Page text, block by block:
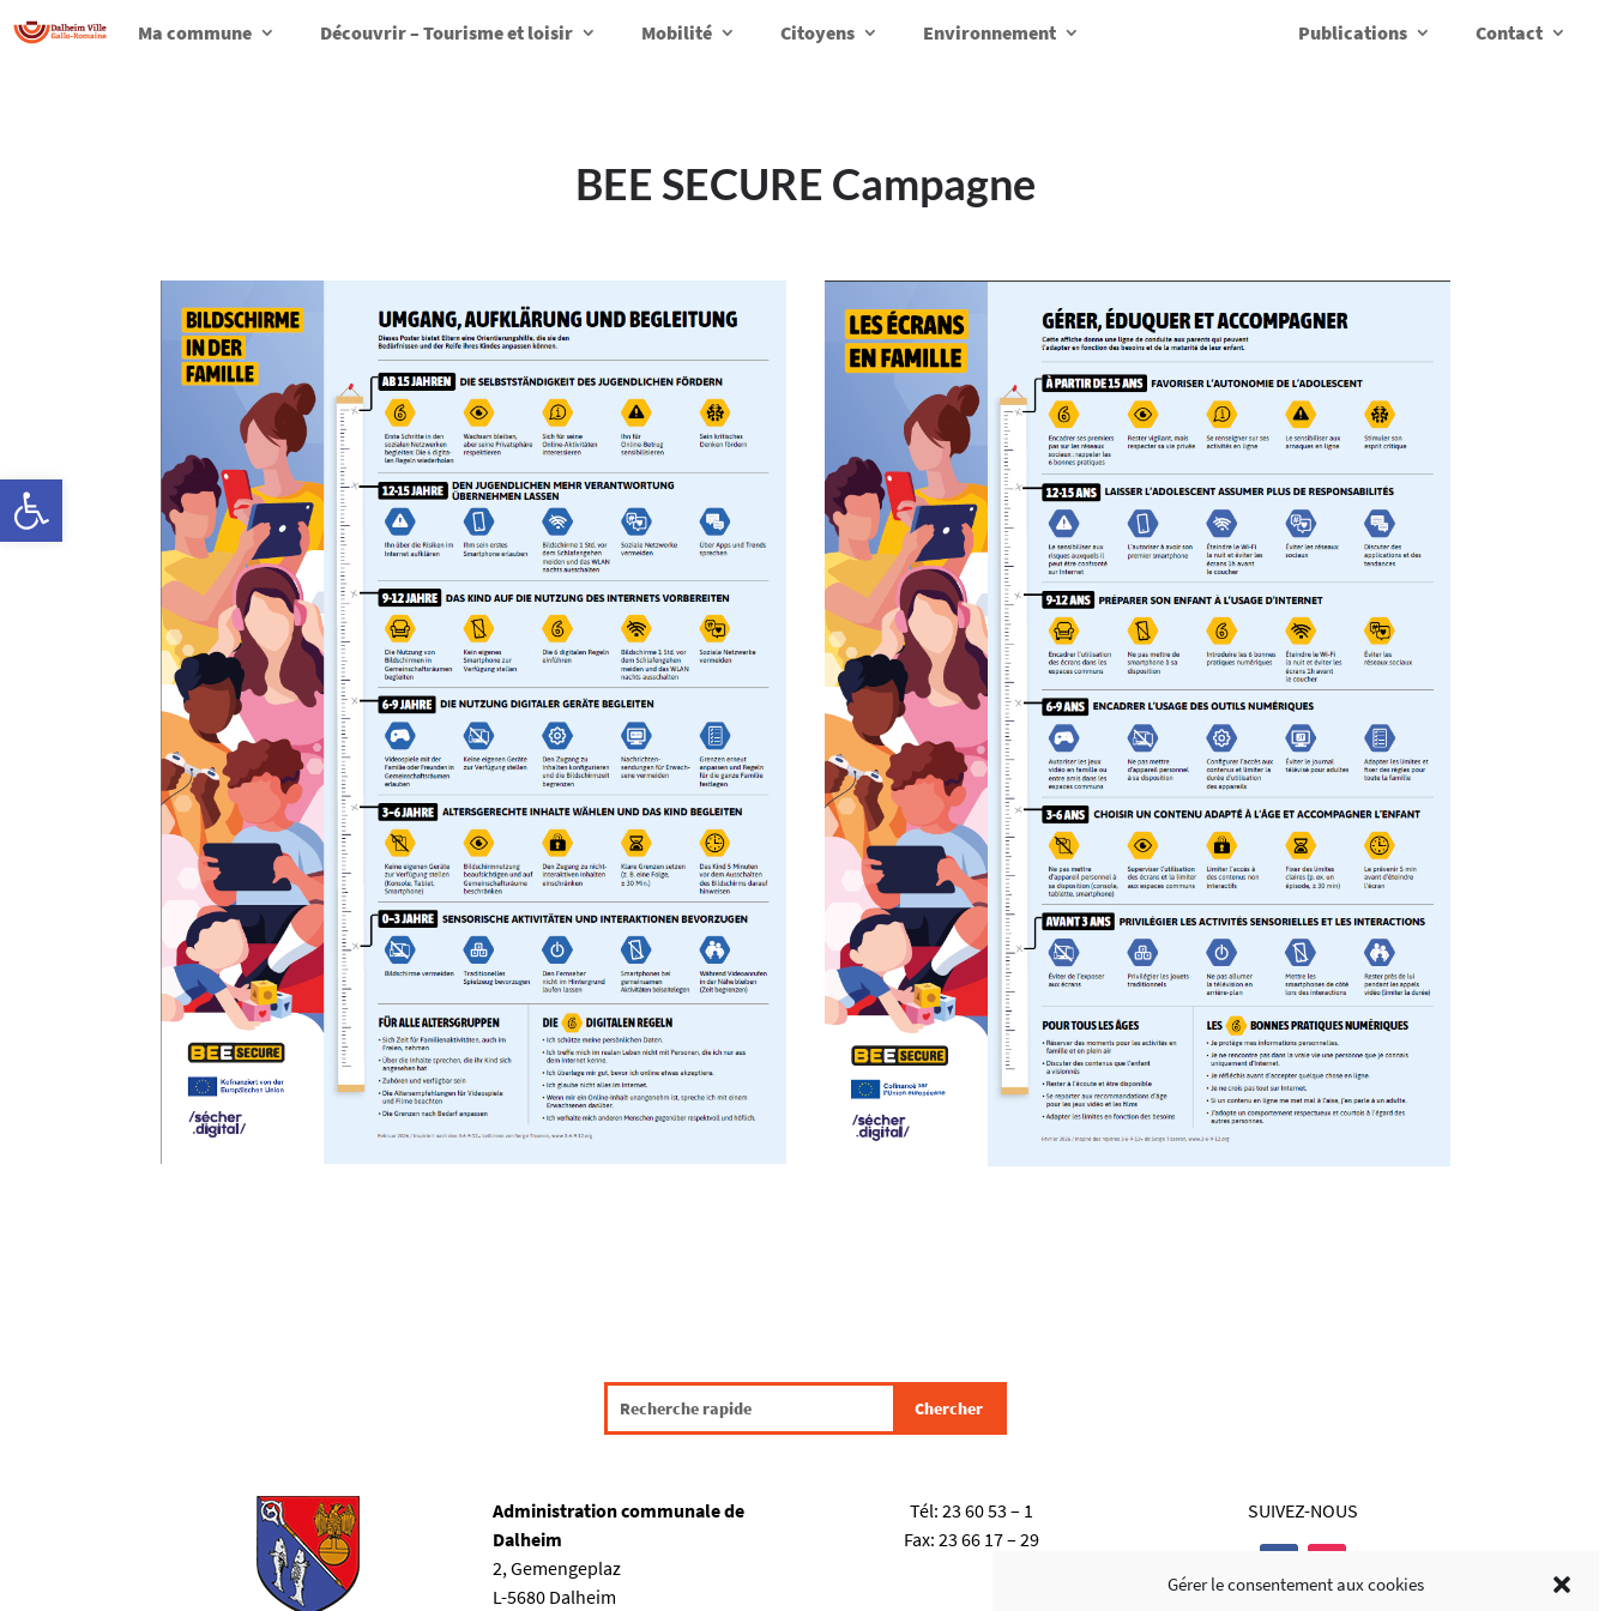
Ouvrir la barre d’outils
Gérer le consentement aux cookies
Ma commune Découvrir – Tourisme et loisir Mobilité Citoyens Environnement Publications Contact
BEE SECURE Campagne
Administration communale de
Dalheim
2, Gemengeplaz
L-5680 Dalheim
Tél: 23 60 53 – 1
Fax: 23 66 17 – 29
SUIVEZ-NOUS